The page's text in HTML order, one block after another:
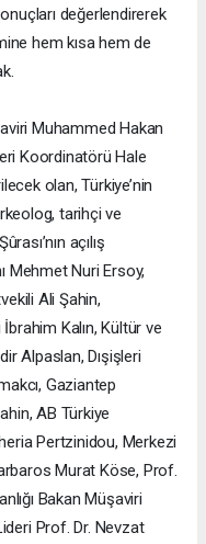
değerlendirerek
hem kısa hem de
Muhammed Hakan
Koordinatörü Hale
olan, Türkiye’nin
tarihçi ve
açılış
Mehmet Nuri Ersoy,
Ali Şahin,
Kalın, Kültür ve
Alpaslan, Dışişleri
Gaziantep
AB Türkiye
Pertzinidou, Merkezi
Murat Köse, Prof.
Bakan Müşaviri
Prof. Dr. Nevzat